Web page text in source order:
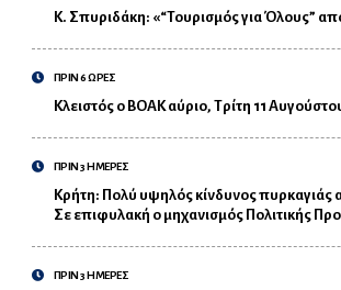
Κ. Σπυριδάκη: «“Τουρισμός για Όλους”
ΠΡΙΝ 6 ΩΡΕΣ
Κλειστός ο ΒΟΑΚ αύριο, Τρίτη 11
ΠΡΙΝ 3 ΗΜΕΡΕΣ
Κρήτη: Πολύ υψηλός κίνδυνος πυρκαγιάς
Σε επιφυλακή ο μηχανισμός Πολιτικής
ΠΡΙΝ 3 ΗΜΕΡΕΣ